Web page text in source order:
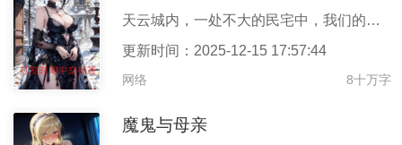
天云城内，一处不大的民宅中，我们的主角穆星辰一脸关心地问道。在
更新时间：2025-12-15 17:57:44
网络 8十万字
魔鬼与母亲